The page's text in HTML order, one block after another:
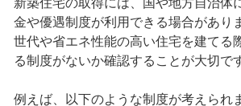
新築住宅の取得には、国や地方自治体
金や優遇制度が利用できる場合があり
世代や省エネ性能の高い住宅を建てる
る制度がないか確認することが大切で
例えば、以下のような制度が考えられ